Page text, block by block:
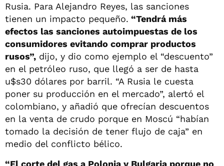
Rusia. Para Alejandro Reyes, las sanciones
tienen un impacto pequeño. “Tendrá más
efectos las sanciones autoimpuestas de los
consumidores evitando comprar productos
rusos”, dijo, y dio como ejemplo el “descuento”
en el petróleo ruso, que llegó a ser de hasta
u$s30 dólares por barril. “A Rusia le cuesta
poner su producción en el mercado”, alertó el
colombiano, y añadió que ofrecían descuentos
en la venta de crudo porque en Moscú “habían
tomado la decisión de tener flujo de caja” en
medio del conflicto bélico.
“El corte del gas a Polonia y Bulgaria porque no